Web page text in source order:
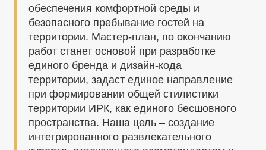
обеспечения комфортной среды и
безопасного пребывание гостей на
территории. Мастер-план, по окончанию
работ станет основой при разработке
единого бренда и дизайн-кода
территории, задаст единое направление
при формировании общей стилистики
территории ИРК, как единого бесшовного
пространства. Наша цель – создание
интегрированного развлекательного